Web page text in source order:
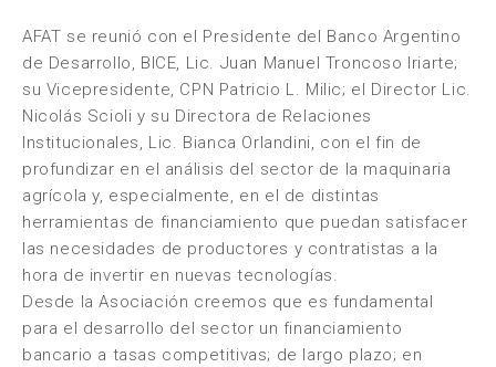
AFAT se reunió con el Presidente del Banco Argentino
de Desarrollo, BICE, Lic. Juan Manuel Troncoso Iriarte;
su Vicepresidente, CPN Patricio L. Milic; el Director Lic.
Nicolás Scioli y su Directora de Relaciones
Institucionales, Lic. Bianca Orlandini, con el fin de
profundizar en el análisis del sector de la maquinaria
agrícola y, especialmente, en el de distintas
herramientas de financiamiento que puedan satisfacer
las necesidades de productores y contratistas a la
hora de invertir en nuevas tecnologías.
Desde la Asociación creemos que es fundamental
para el desarrollo del sector un financiamiento
bancario a tasas competitivas; de largo plazo; en